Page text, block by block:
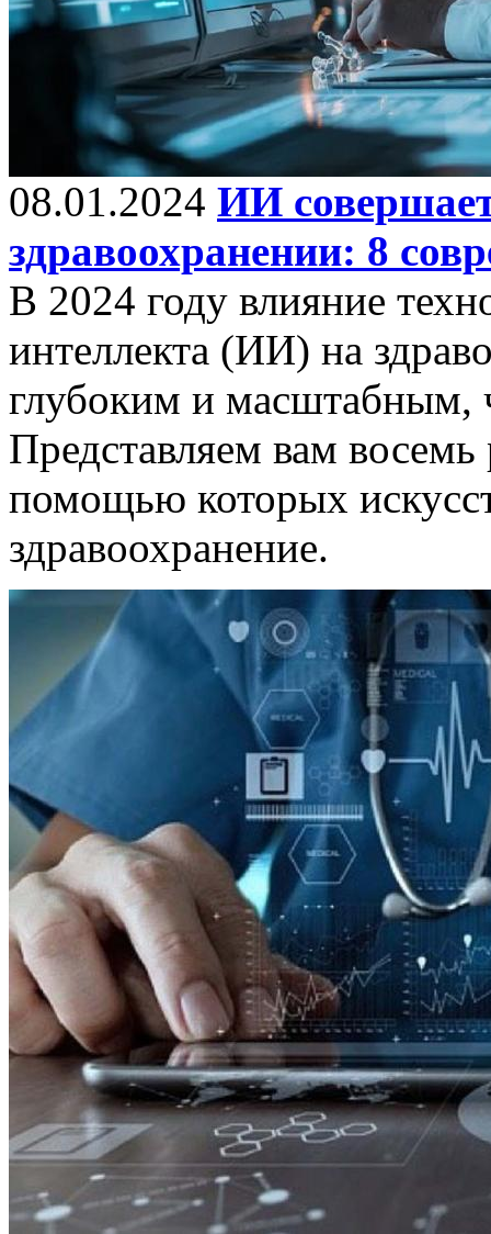
08.01.2024 ИИ
здравоохранении: 8
В 2024 году влияние
интеллекта (ИИ) на
глубоким и масштабным,
Представляем вам
помощью которых
здравоохранение.